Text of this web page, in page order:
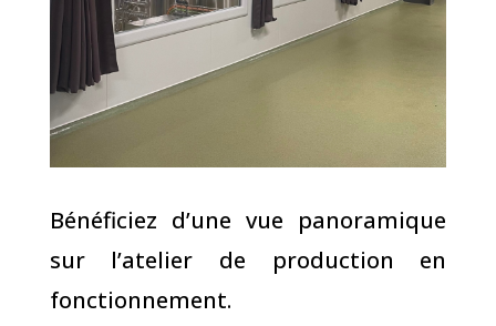
Bénéficiez d’une vue panoramique
sur l’atelier de production en
fonctionnement.